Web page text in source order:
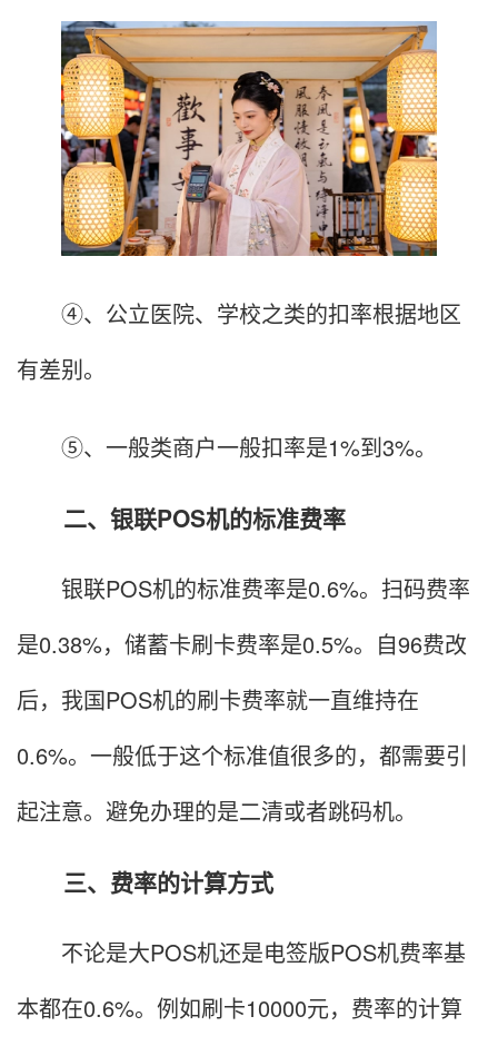
④、公立医院、学校之类的扣率根据地区
有差别。
⑤、一般类商户一般扣率是1%到3%。
二、银联POS机的标准费率
银联POS机的标准费率是0.6%。扫码费率
是0.38%，储蓄卡刷卡费率是0.5%。自96费改
后，我国POS机的刷卡费率就一直维持在
0.6%。一般低于这个标准值很多的，都需要引
起注意。避免办理的是二清或者跳码机。
三、费率的计算方式
不论是大POS机还是电签版POS机费率基
本都在0.6%。例如刷卡10000元，费率的计算